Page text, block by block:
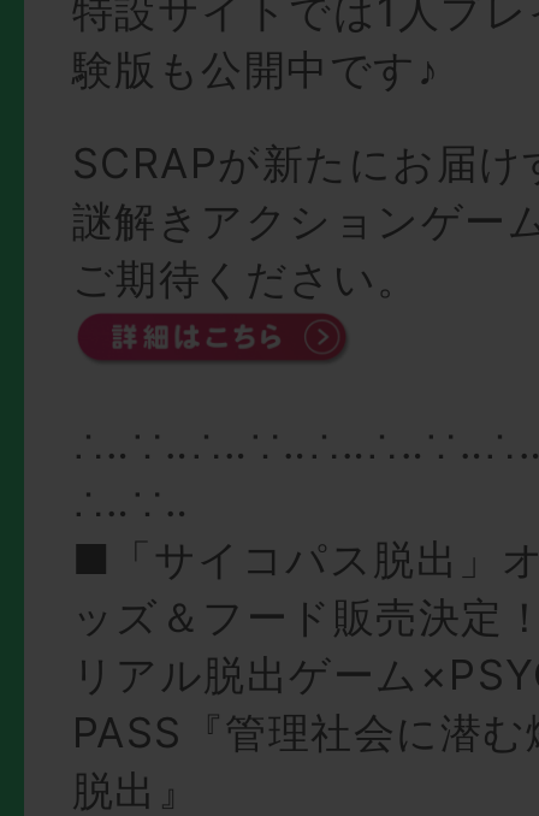
特設サイトでは1人プ
験版も公開中です♪
SCRAPが新たにお届
謎解きアクションゲー
ご期待ください。
∴‥∵‥
■「サイコパス脱出」
ッズ＆フード販売決定
リアル脱出ゲーム
PASS『管理社会に潜
脱出』